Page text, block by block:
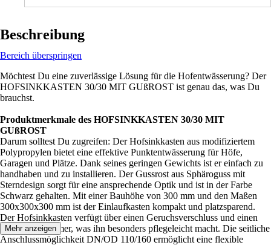
Beschreibung
Bereich überspringen
Möchtest Du eine zuverlässige Lösung für die Hofentwässerung? Der
HOFSINKKASTEN 30/30 MIT GUßROST ist genau das, was Du
brauchst.
Produktmerkmale des HOFSINKKASTEN 30/30 MIT
GUßROST
Darum solltest Du zugreifen: Der Hofsinkkasten aus modifiziertem
Polypropylen bietet eine effektive Punktentwässerung für Höfe,
Garagen und Plätze. Dank seines geringen Gewichts ist er einfach zu
handhaben und zu installieren. Der Gussrost aus Sphäroguss mit
Sterndesign sorgt für eine ansprechende Optik und ist in der Farbe
Schwarz gehalten. Mit einer Bauhöhe von 300 mm und den Maßen
300x300x300 mm ist der Einlaufkasten kompakt und platzsparend.
Der Hofsinkkasten verfügt über einen Geruchsverschluss und einen
Schmutzfangeimer, was ihn besonders pflegeleicht macht. Die seitliche
Anschlussmöglichkeit DN/OD 110/160 ermöglicht eine flexible
Mehr anzeigen